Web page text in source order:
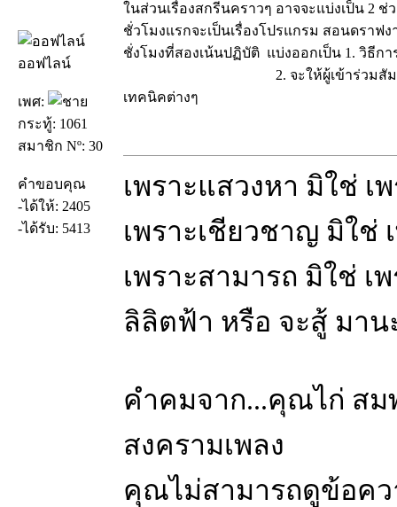
ออฟไลน์
เพศ:
กระทู้: 1061
สมาชิก Nº: 30
คำขอบคุณ
-ได้ให้: 2405
-ได้รับ: 5413
ในส่วนเรื่องสกรีนคราวๆ อาจจะแบ่งเป็น 2 ช่
ชั่วโมงแรกจะเป็นเรื่องโปรแกรม สอนดราฟ
ชั่งโมงที่สองเน้นปฏิบัติ แบ่งออกเป็น 1. วิธีก
2. จะให้ผู้เข้าร่วมสัมมนาร่วม
เทคนิคต่างๆ
เพราะแสวงหา มิใช่ เ
เพราะเชียวชาญ มิใช่
เพราะสามารถ มิใช่ เ
ลิลิตฟ้า หรือ จะสู้ มา
คำคมจาก...คุณไก่ สม
สงครามเพลง
คุณไม่สามารถดูข้อค